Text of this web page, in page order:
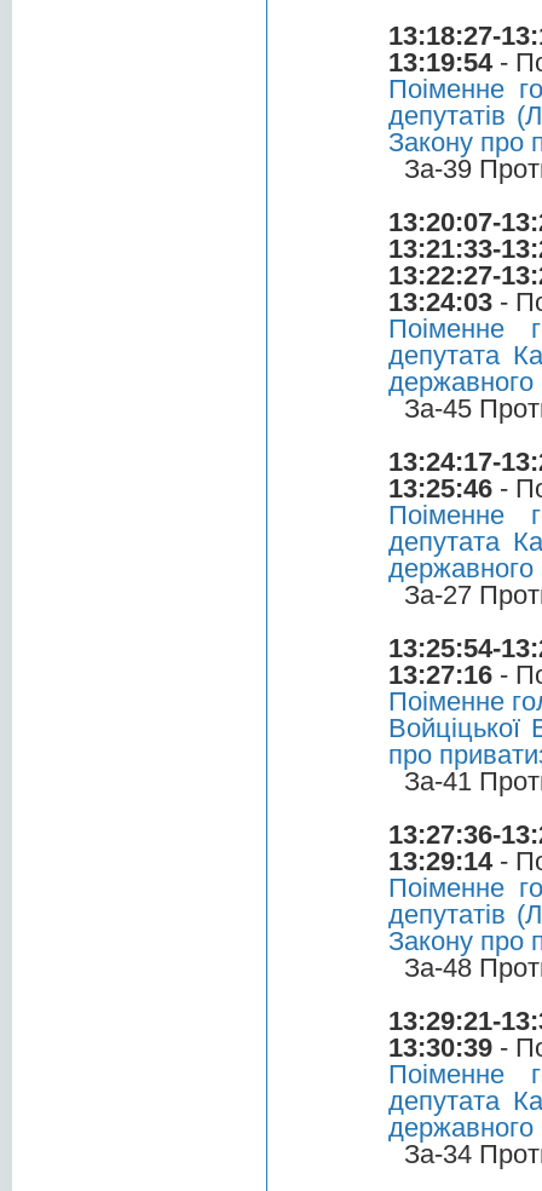
13:18:27-
13:19:54-
Поіменне
депутатів
Закону про
За-39
13:20:07-
13:21:33-
13:22:27-
13:24:03 -
Поіменне
депутата
За-45
13:24:17-
13:25:46 -
Поіменне
депутата
За-27
13:25:54-
13:27:16 -
Поіменне
про
За-41
13:27:36-
13:29:14-
Поіменне
депутатів
Закону про
За-48
13:29:21-
13:30:39 -
Поіменне
депутата
За-34